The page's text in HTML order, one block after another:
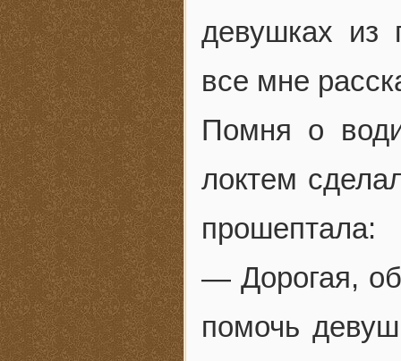
девушках из
все мне
Помня о
локтем
прошептала:
— Дорогая,
помочь